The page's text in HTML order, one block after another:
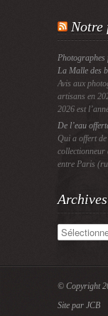
Notre
Photographes
La Malle des
Avis aux
artisans en
2026 est
De l’eau
Qui a offert
collectionneur
entre Paris
Archives
Archives
© Copyright
Site par JCB